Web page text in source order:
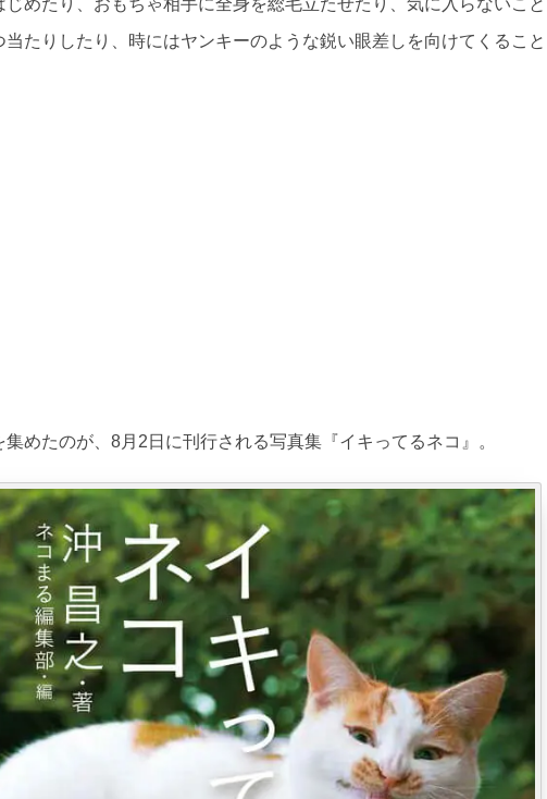
めたり、おもちゃ相手に全身を総毛立たせたり、気に入らないこと
たりしたり、時にはヤンキーのような鋭い眼差しを向けてくること
めたのが、8月2日に刊行される写真集『イキってるネコ』。